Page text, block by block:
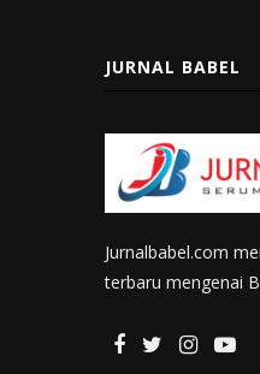
JURNAL BABEL
Jurnalbabel.com
terbaru mengenai